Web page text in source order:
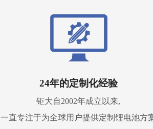
24年的定制化经验
钜大自2002年成立以来,
一直专注于为全球用户提供定制锂电池方